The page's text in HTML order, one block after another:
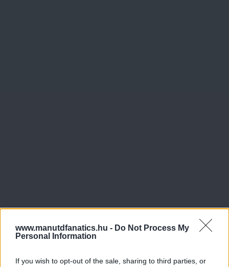
www.manutdfanatics.hu - Do Not Process My
Personal Information
If you wish to opt-out of the sale, sharing to third parties, or